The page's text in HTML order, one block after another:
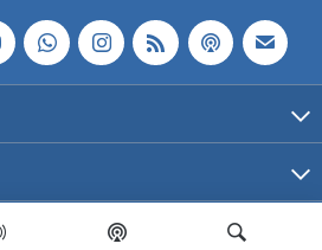
| OCB | Todos los derechos reservados.